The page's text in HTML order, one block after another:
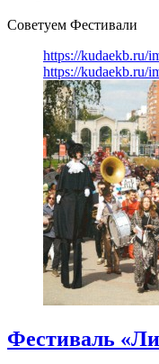
Советуем Фестивали
https://kudaekb.ru/
https://kudaekb.ru/
Фестиваль